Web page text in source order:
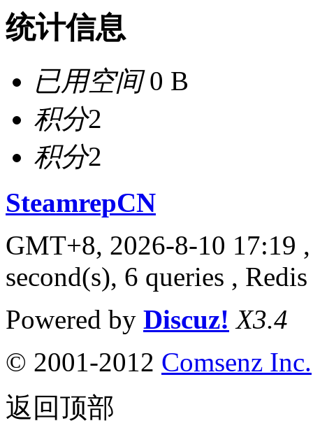
统计信息
已用空间0 B
积分2
积分2
SteamrepCN
GMT+8, 2026-8-10 17:19
second(s), 6 queries ,
Powered by Discuz! X3.4
© 2001-2012 Comsenz Inc.
返回顶部